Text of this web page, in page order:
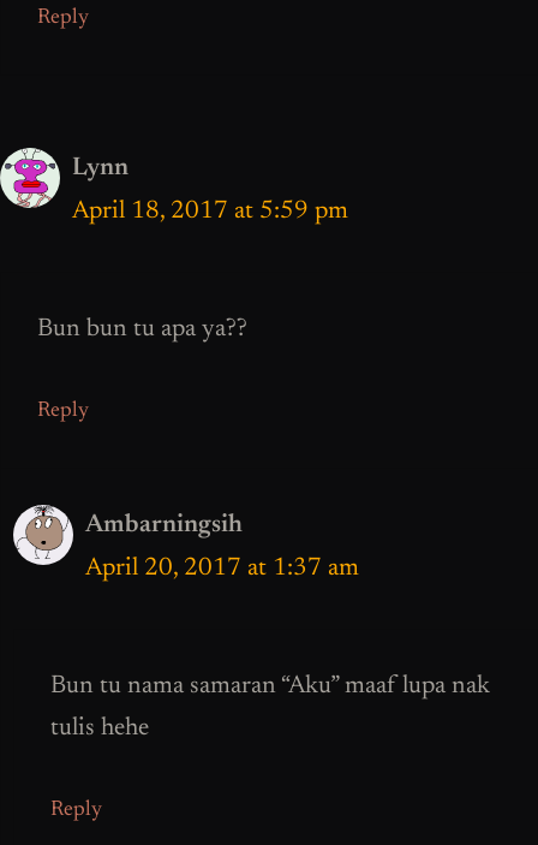
Reply
Lynn
April 18, 2017 at 5:59 pm
Bun bun tu apa ya??
Reply
Ambarningsih
April 20, 2017 at 1:37 am
Bun tu nama samaran “Aku” maaf lupa nak
tulis hehe
Reply